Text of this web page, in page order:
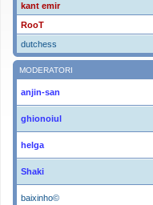
kant emir
RooT
dutchess
MODERATORI
anjin-san
ghionoiul
helga
Shaki
baixinho©